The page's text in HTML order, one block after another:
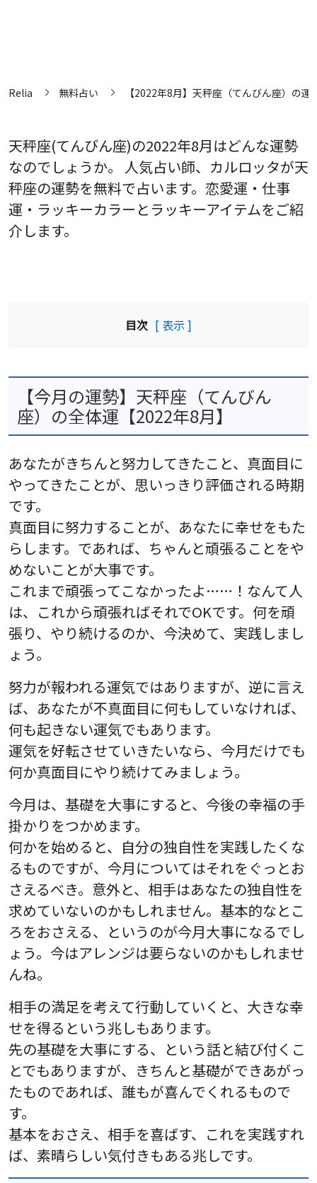
Relia 無料占い 【2022年8月】天秤座（てんびん座）の運
天秤座(てんびん座)の2022年8月はどんな運勢
なのでしょうか。 人気占い師、カルロッタが天
秤座の運勢を無料で占います。恋愛運・仕事
運・ラッキーカラーとラッキーアイテムをご紹
介します。
目次 [ 表示 ]
【今月の運勢】天秤座（てんびん
座）の全体運【2022年8月】
あなたがきちんと努力してきたこと、真面目に
やってきたことが、思いっきり評価される時期
です。
真面目に努力することが、あなたに幸せをもた
らします。であれば、ちゃんと頑張ることをや
めないことが大事です。
これまで頑張ってこなかったよ……！なんて人
は、これから頑張ればそれでOKです。何を頑
張り、やり続けるのか、今決めて、実践しまし
ょう。
努力が報われる運気ではありますが、逆に言え
ば、あなたが不真面目に何もしていなければ、
何も起きない運気でもあります。
運気を好転させていきたいなら、今月だけでも
何か真面目にやり続けてみましょう。
今月は、基礎を大事にすると、今後の幸福の手
掛かりをつかめます。
何かを始めると、自分の独自性を実践したくな
るものですが、今月についてはそれをぐっとお
さえるべき。意外と、相手はあなたの独自性を
求めていないのかもしれません。基本的なとこ
ろをおさえる、というのが今月大事になるでし
ょう。今はアレンジは要らないのかもしれませ
んね。
相手の満足を考えて行動していくと、大きな幸
せを得るという兆しもあります。
先の基礎を大事にする、という話と結び付くこ
とでもありますが、きちんと基礎ができあがっ
たものであれば、誰もが喜んでくれるもので
す。
基本をおさえ、相手を喜ばす、これを実践すれ
ば、素晴らしい気付きもある兆しです。